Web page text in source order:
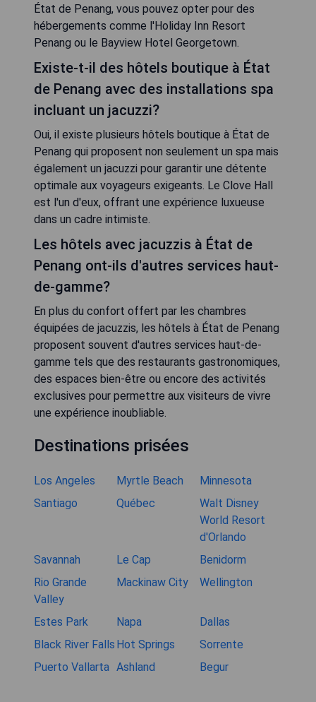
État de Penang, vous pouvez opter pour des
hébergements comme l'Holiday Inn Resort
Penang ou le Bayview Hotel Georgetown.
Existe-t-il des hôtels boutique à État
de Penang avec des installations spa
incluant un jacuzzi?
Oui, il existe plusieurs hôtels boutique à État de
Penang qui proposent non seulement un spa mais
également un jacuzzi pour garantir une détente
optimale aux voyageurs exigeants. Le Clove Hall
est l'un d'eux, offrant une expérience luxueuse
dans un cadre intimiste.
Les hôtels avec jacuzzis à État de
Penang ont-ils d'autres services haut-
de-gamme?
En plus du confort offert par les chambres
équipées de jacuzzis, les hôtels à État de Penang
proposent souvent d'autres services haut-de-
gamme tels que des restaurants gastronomiques,
des espaces bien-être ou encore des activités
exclusives pour permettre aux visiteurs de vivre
une expérience inoubliable.
Destinations prisées
Los Angeles Myrtle Beach
Minnesota
Santiago
Québec
Walt Disney
World Resort
d'Orlando
Savannah
Le Cap
Benidorm
Rio Grande
Valley
Mackinaw City Wellington
Estes Park Napa
Dallas
Black River Falls Hot Springs
Sorrente
Puerto Vallarta Ashland Begur